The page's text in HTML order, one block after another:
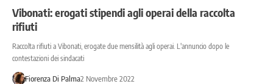
Vibonati: erogati stipendi agli operai della raccolta
rifiuti
Raccolta rifiuti a Vibonati, erogate due mensilità agli operai. L'annuncio dopo le
contestazioni dei sindacati
Fiorenza Di Palma2 Novembre 2022